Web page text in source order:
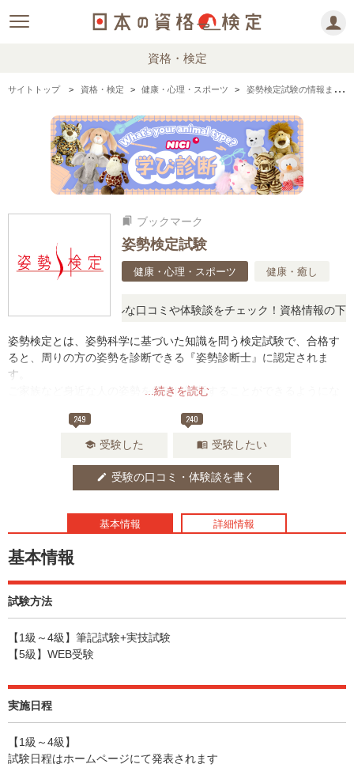
資格・検定
サイトトップ 資格・検定 健康・心理・スポーツ 姿勢検定試験の情報まとめ・口コミ・体験談
bookmarks ブックマーク
姿勢検定試験
健康・心理・スポーツ 健康・癒し
思ったら、リアルな口コミや体験談をチェック！資格情報の下から
...続きを読む
姿勢検定とは、姿勢科学に基づいた知識を問う検定試験で、合格す
ると、周りの方の姿勢を診断できる『姿勢診断士』に認定されま
す。
ご家族など身近な人の姿勢を的確に診断することができるようにな
スをしている方をはじめ、さまざまな方にオススメです。
249
school 受験した
240
menu_book 受験したい
edit 受験の口コミ・体験談を書く
基本情報 詳細情報
基本情報
試験方法
【1級～4級】筆記試験+実技試験
【5級】WEB受験
実施日程
【1級～4級】
試験日程はホームページにて発表されます